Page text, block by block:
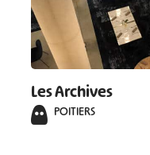
Les Archives
POITIERS